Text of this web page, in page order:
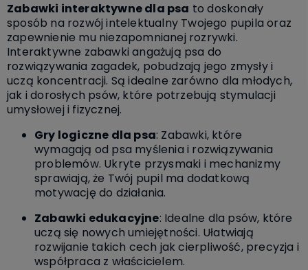
Zabawki interaktywne dla psa to doskonały
sposób na rozwój intelektualny Twojego pupila oraz
zapewnienie mu niezapomnianej rozrywki.
Interaktywne zabawki angażują psa do
rozwiązywania zagadek, pobudzają jego zmysły i
uczą koncentracji. Są idealne zarówno dla młodych,
jak i dorosłych psów, które potrzebują stymulacji
umysłowej i fizycznej.
Gry logiczne dla psa: Zabawki, które
wymagają od psa myślenia i rozwiązywania
problemów. Ukryte przysmaki i mechanizmy
sprawiają, że Twój pupil ma dodatkową
motywację do działania.
Zabawki edukacyjne: Idealne dla psów, które
uczą się nowych umiejętności. Ułatwiają
rozwijanie takich cech jak cierpliwość, precyzja i
współpraca z właścicielem.